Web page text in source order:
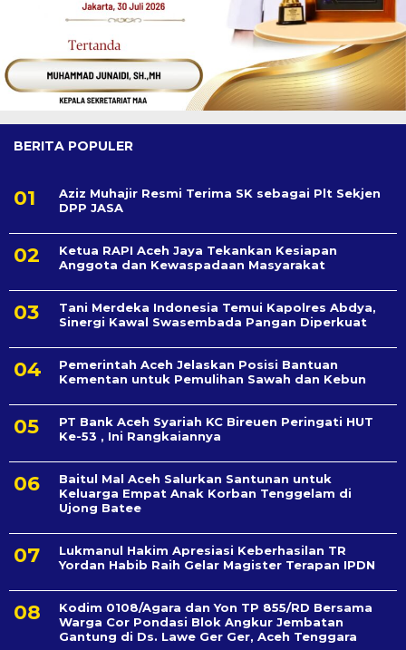
BERITA POPULER
Aziz Muhajir Resmi Terima SK sebagai Plt Sekjen
DPP JASA
Ketua RAPI Aceh Jaya Tekankan Kesiapan
Anggota dan Kewaspadaan Masyarakat
Tani Merdeka Indonesia Temui Kapolres Abdya,
Sinergi Kawal Swasembada Pangan Diperkuat
Pemerintah Aceh Jelaskan Posisi Bantuan
Kementan untuk Pemulihan Sawah dan Kebun
PT Bank Aceh Syariah KC Bireuen Peringati HUT
Ke-53 , Ini Rangkaiannya
Baitul Mal Aceh Salurkan Santunan untuk
Keluarga Empat Anak Korban Tenggelam di
Ujong Batee
Lukmanul Hakim Apresiasi Keberhasilan TR
Yordan Habib Raih Gelar Magister Terapan IPDN
Kodim 0108/Agara dan Yon TP 855/RD Bersama
Warga Cor Pondasi Blok Angkur Jembatan
Gantung di Ds. Lawe Ger Ger, Aceh Tenggara